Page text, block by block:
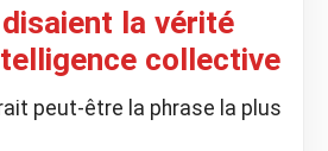
la vérité
collective
peut-être la phrase la plus